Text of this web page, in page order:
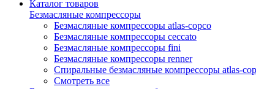
Каталог товаров
Безмасляные компрессоры
Безмасляные компрессоры atlas-copco
Безмасляные компрессоры ceccato
Безмасляные компрессоры fini
Безмасляные компрессоры renner
Спиральные безмасляные компрессоры atlas-
Смотреть все